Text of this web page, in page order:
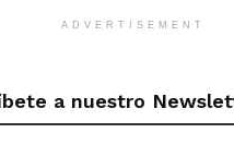
ADVERTISEMENT
a nuestro